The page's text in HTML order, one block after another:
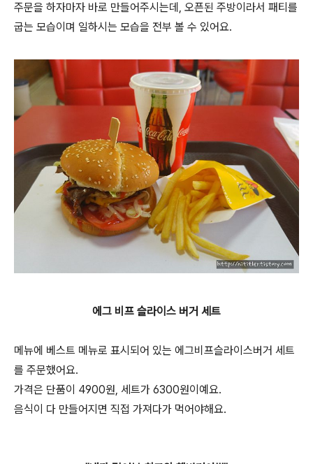
주문을 하자마자 바로 만들어주시는데, 오픈된 주방이라서 패티를
굽는 모습이며 일하시는 모습을 전부 볼 수 있어요.
에그 비프 슬라이스 버거 세트
메뉴에 베스트 메뉴로 표시되어 있는 에그비프슬라이스버거 세트
를 주문했어요.
가격은 단품이 4900원, 세트가 6300원이예요.
음식이 다 만들어지면 직접 가져다가 먹어야해요.